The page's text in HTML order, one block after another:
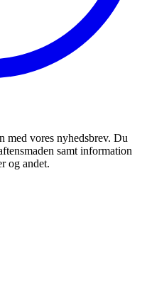
med vores nyhedsbrev. Du
samt information
og andet.